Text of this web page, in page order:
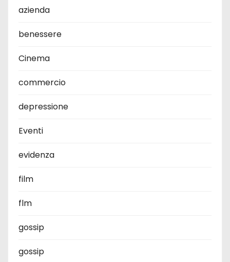
azienda
benessere
Cinema
commercio
depressione
Eventi
evidenza
film
flm
gossip
gossip